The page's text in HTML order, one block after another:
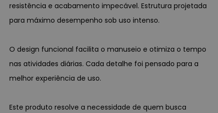
resistência e acabamento impecável. Estrutura projetada
para máximo desempenho sob uso intenso.
O design funcional facilita o manuseio e otimiza o tempo
nas atividades diárias. Cada detalhe foi pensado para a
melhor experiência de uso.
Este produto resolve a necessidade de quem busca